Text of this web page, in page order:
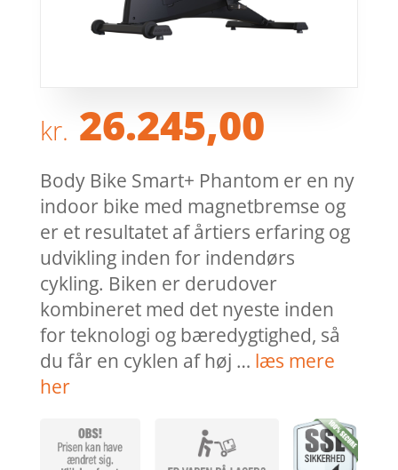
kr. 26.245,00
Body Bike Smart+ Phantom er en ny
indoor bike med magnetbremse og
er et resultatet af årtiers erfaring og
udvikling inden for indendørs
cykling. Biken er derudover
kombineret med det nyeste inden
for teknologi og bæredygtighed, så
du får en cyklen af høj … læs mere
her